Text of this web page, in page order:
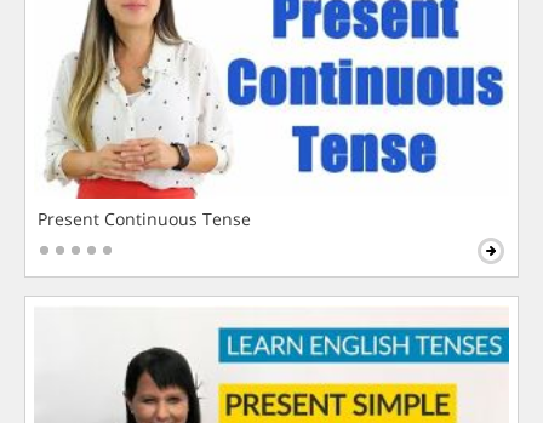
Present Continuous Tense